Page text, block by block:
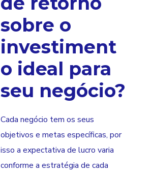
sobre o
investiment
o ideal para
seu negócio?
Cada negócio tem os seus
objetivos e metas específicas, por
isso a expectativa de lucro varia
conforme a estratégia de cada